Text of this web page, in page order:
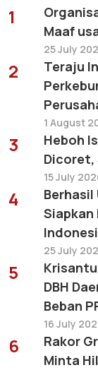
1
Maaf
25 July
2
Teraju
1 August
3
Heboh
Dicoret,
15 July
4
Berhasil
Siapkan
25 July
5
DBH
Beban
16 July
6
Rakor
Minta